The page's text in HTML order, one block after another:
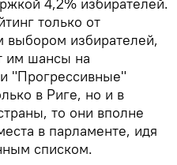
4,2% избирателей.
только от
выбором избирателей,
им шансы на
"Прогрессивные"
в Риге, но и в
то они вполне
в парламенте, идя
списком.